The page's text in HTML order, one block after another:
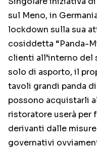
sul Meno, in
lockdown sulla sua
cosiddetta “Panda-
clienti all’interno del
solo di asporto, il
tavoli grandi panda
possono acquistarli
ristoratore userà per
derivanti dalle
governativi